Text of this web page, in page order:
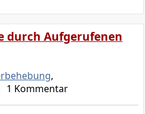
durch Aufgerufenen
,
Kommentar